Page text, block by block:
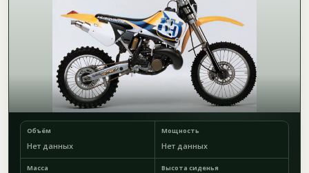
Объём
Нет данных
Мощность
Нет данных
Масса Высота сиденья